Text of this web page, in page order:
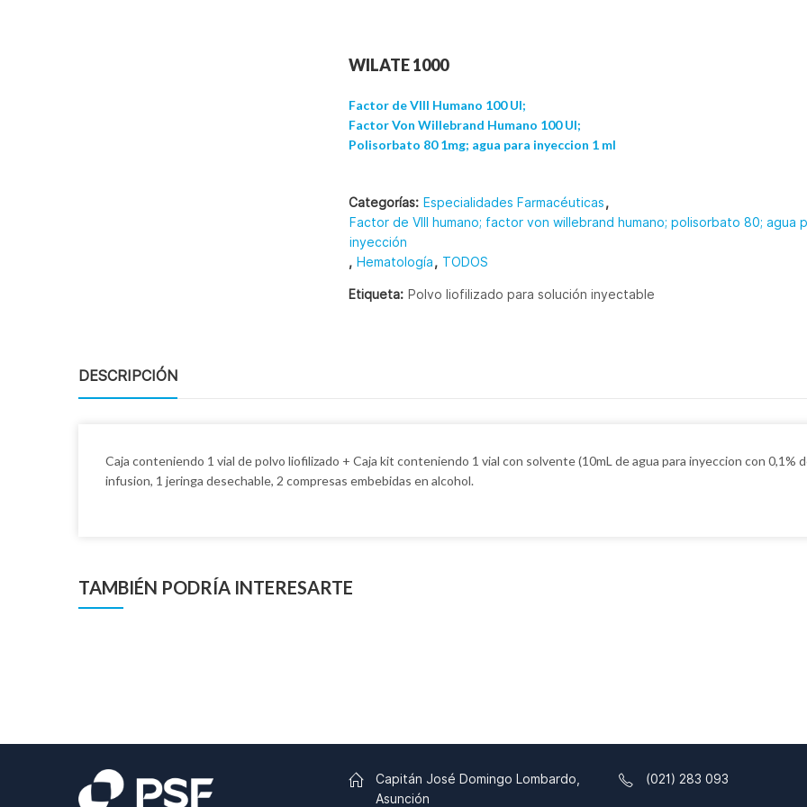
WILATE 1000
Factor de VIII Humano 100 UI;
Factor Von Willebrand Humano 100 UI;
Polisorbato 80 1mg; agua para inyeccion 1 ml
Categorías: Especialidades Farmacéuticas,
Factor de VIII humano; factor von willebrand humano; polisorbato 80; agua
inyección
, Hematología, TODOS
Etiqueta: Polvo liofilizado para solución inyectable
DESCRIPCIÓN
Caja conteniendo 1 vial de polvo liofilizado + Caja kit conteniendo 1 vial con solvente (10mL de agua para inyeccion con
infusion, 1 jeringa desechable, 2 compresas embebidas en alcohol.
TAMBIÉN PODRÍA INTERESARTE
Capitán José Domingo Lombardo,
Asunción
(021) 283 093